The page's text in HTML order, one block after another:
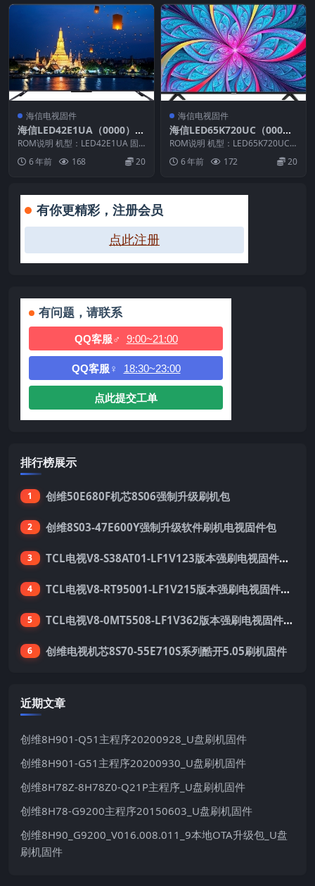
海信电视固件
海信LED42E1UA（0000）B
OM1_C002_20140909官方
原厂USB刷机电视固件包
ROM说明 机型：LED42E1UA 固
件版本：（1000） BOM：1 海信
L... 6 年前 168 20
海信电视固件
海信LED65K720UC（000
0）BOM1官方原厂USB刷机
电视固件包
ROM说明 机型：LED65K720UC
固件版本：（0000） BOM：2
样...6 年前 172 20
有你更精彩，注册会员
点此注册
有问题，请联系
QQ客服♂ 9:00~21:00
QQ客服♀ 18:30~23:00
点此提交工单
排行榜展示
1 创维50E680F机芯8S06强制升级刷机包
2 创维8S03-47E600Y强制升级软件刷机电视固件包
3 TCL电视V8-S38AT01-LF1V123版本强刷电视固件包下载
4 TCL电视V8-RT95001-LF1V215版本强刷电视固件包下载
5 TCL电视V8-0MT5508-LF1V362版本强刷电视固件包下载
6 创维电视机芯8S70-55E710S系列酷开5.05刷机固件
近期文章
创维8H901-Q51主程序20200928_U盘刷机固件
创维8H901-G51主程序20200930_U盘刷机固件
创维8H78Z-8H78Z0-Q21P主程序_U盘刷机固件
创维8H78-G9200主程序20150603_U盘刷机固件
创维8H90_G9200_V016.008.011_9本地OTA升级包_U盘
刷机固件